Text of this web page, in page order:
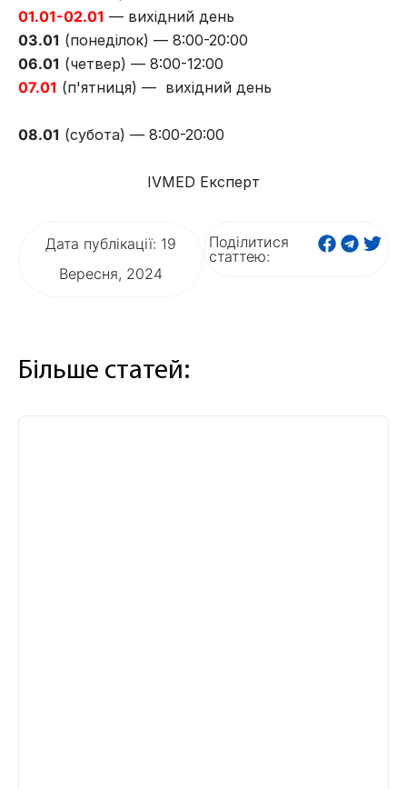
01.01-02.01 — вихідний день
03.01 (понеділок) — 8:00-20:00
06.01 (четвер) — 8:00-12:00
07.01 (п'ятниця) — вихідний день
08.01 (субота) — 8:00-20:00
IVMED Експерт
Дата публікації: 19
Вересня, 2024
Поділитися
статтею:
Більше статей: